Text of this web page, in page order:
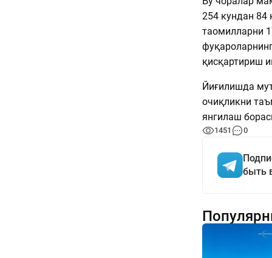
254 кундан 84
таомилларни
қисқартириш
Йиғилишда
очиқликни
янгилаш
1451 0
быть